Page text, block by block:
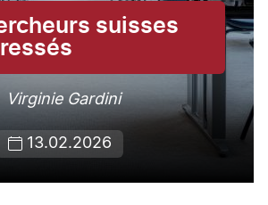
suisses
Virginie Gardini
13.02.2026